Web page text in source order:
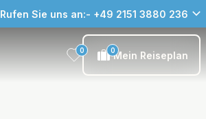
Rufen Sie uns an:- +49 2151 3880 236
0 0Mein Reiseplan